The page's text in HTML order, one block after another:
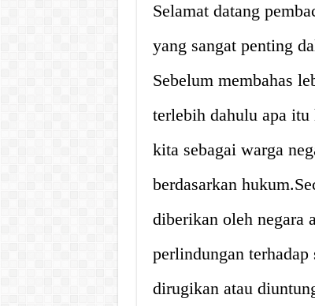
Selamat datang
yang sangat penting
Sebelum membahas
terlebih dahulu apa
kita sebagai warga
berdasarkan
diberikan oleh negara
perlindungan terhadap
dirugikan atau